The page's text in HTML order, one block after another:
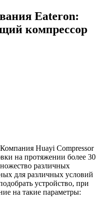
Eateron:
компрессор
Компания Huayi Compressor
на протяжении более 30
различных
для различных условий
устройство, при
на такие параметры: